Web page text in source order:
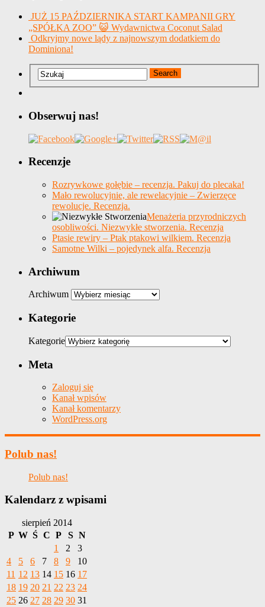
JUŻ 15 PAŹDZIERNIKA START KAMPANII GRY
„SPÓŁKA ZOO” 😺 Wydawnictwa Coconut Salad
Odkryjmy nowe lądy z najnowszym dodatkiem do
Dominiona!
Obserwuj nas!
Recenzje
Rozrywkowe gołębie – recenzja. Pakuj do plecaka!
Mało rewolucyjnie, ale rewelacyjnie – Zwierzęce
rewolucje. Recenzja.
Menażeria przyrodniczych
osobliwości. Niezwykłe stworzenia. Recenzja
Ptasie rewiry – Ptak ptakowi wilkiem. Recenzja
Samotne Wilki – pojedynek alfa. Recenzja
Archiwum
Archiwum
Kategorie
Kategorie
Meta
Zaloguj się
Kanał wpisów
Kanał komentarzy
WordPress.org
Polub nas!
Polub nas!
Kalendarz z wpisami
sierpień 2014
P W Ś C P S N
1
2
3
4
5 6 7 8 9
10
11 12 13 14 15 16 17
18 19 20 21 22 23 24
25 26 27 28 29 30 31